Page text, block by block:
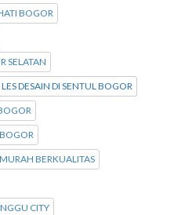
BOGOR
SELATAN
LES DESAIN DI SENTUL BOGOR
BERKUALITAS
CITY